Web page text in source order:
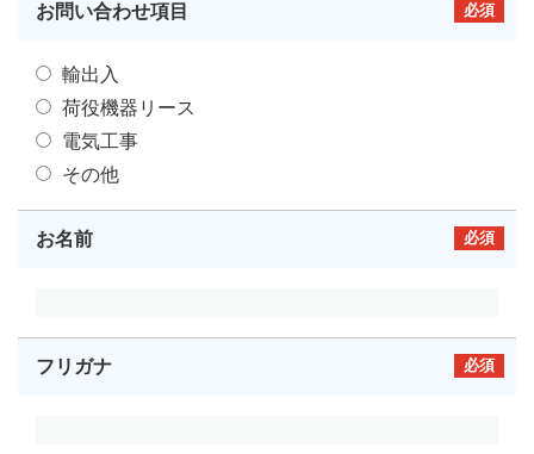
お問い合わせ項目 必須
輸出入
荷役機器リース
電気工事
その他
お名前 必須
フリガナ 必須